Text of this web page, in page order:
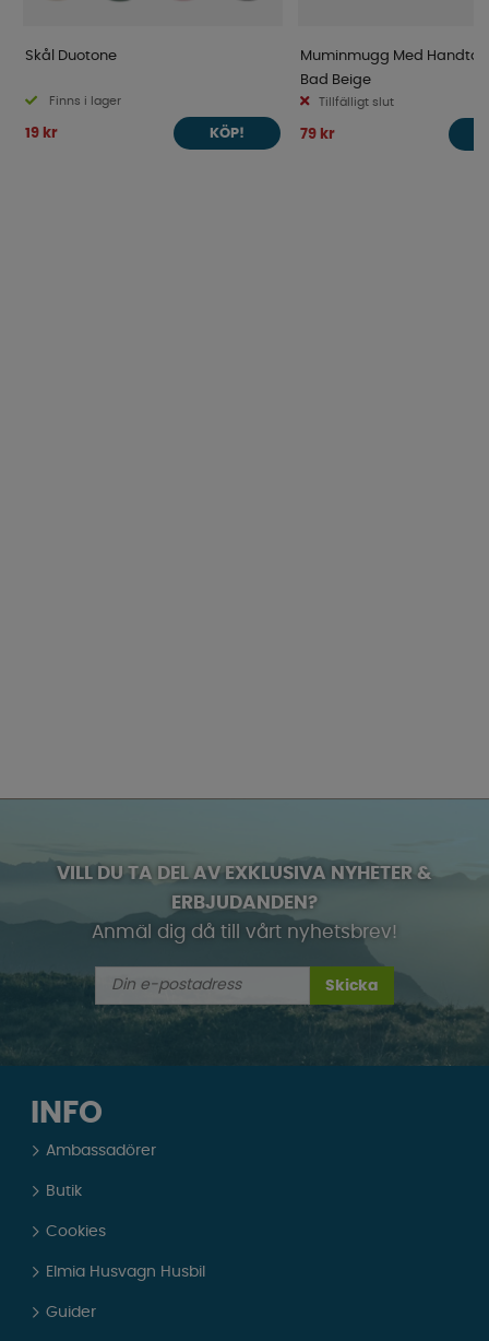
Skål Duotone
Finns i lager
19 kr KÖP!
Muminmugg Med
Bad Beige
Tillfälligt slut
79 kr
VILL DU TA DEL AV EXKLUSIVA NYHETER &
ERBJUDANDEN?
Anmäl dig då till vårt nyhetsbrev!
Skicka
INFO
Ambassadörer
Butik
Cookies
Elmia Husvagn Husbil
Guider